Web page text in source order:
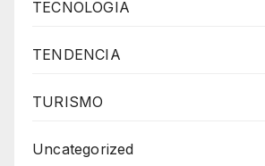
TECNOLOGIA
TENDENCIA
TURISMO
Uncategorized